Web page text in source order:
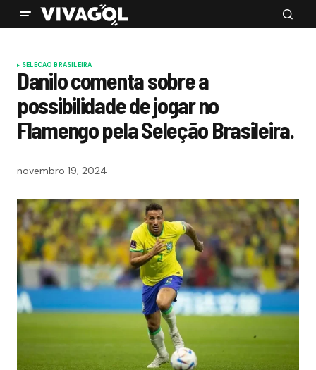
SELECAO BRASILEIRA
Danilo comenta sobre a
possibilidade de jogar no
Flamengo pela Seleção Brasileira.
novembro 19, 2024